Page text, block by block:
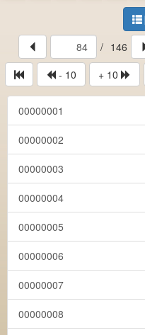
/ 146
- 10
+ 10
00000001
00000002
00000003
00000004
00000005
00000006
00000007
00000008